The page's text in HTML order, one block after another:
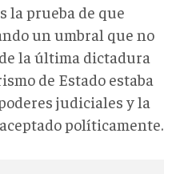
la prueba de que
un umbral que no
la última dictadura
de Estado estaba
judiciales y la
políticamente.